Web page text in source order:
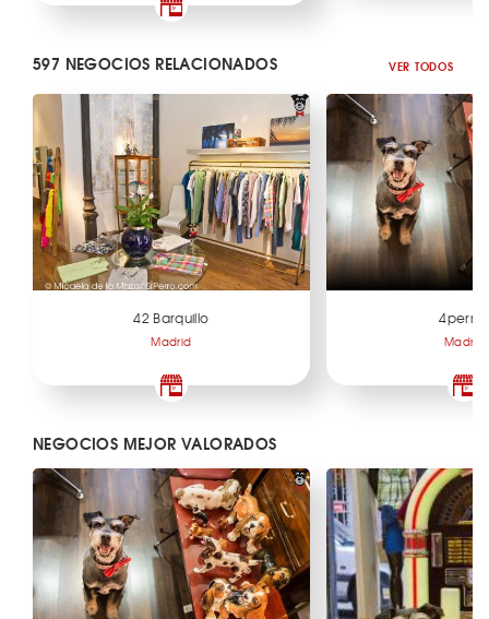
597 NEGOCIOS RELACIONADOS VER TODOS
42 Barquillo
Madrid
4perras
Madrid
NEGOCIOS MEJOR VALORADOS